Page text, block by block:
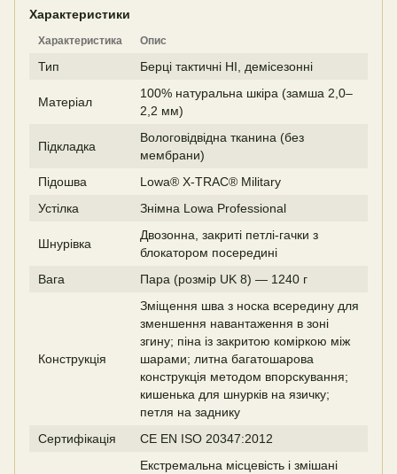
Характеристики
Характеристика Опис
Тип Берці тактичні HI, демісезонні
Матеріал
100% натуральна шкіра (замша 2,0–
2,2 мм)
Підкладка
Вологовідвідна тканина (без
мембрани)
Підошва
Lowa® X-TRAC® Military
Устілка
Знімна Lowa Professional
Шнурівка
Двозонна, закриті петлі-гачки з
блокатором посередині
Вага
Пара (розмір UK 8) — 1240 г
Конструкція
Зміщення шва з носка всередину для
зменшення навантаження в зоні
згину; піна із закритою коміркою між
шарами; литна багатошарова
конструкція методом впорскування;
кишенька для шнурків на язичку;
петля на заднику
Сертифікація
CE EN ISO 20347:2012
Екстремальна місцевість і змішані